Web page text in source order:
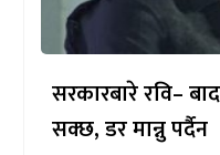
सरकारबारे रवि–
सक्छ, डर मान्नु पर्दैन